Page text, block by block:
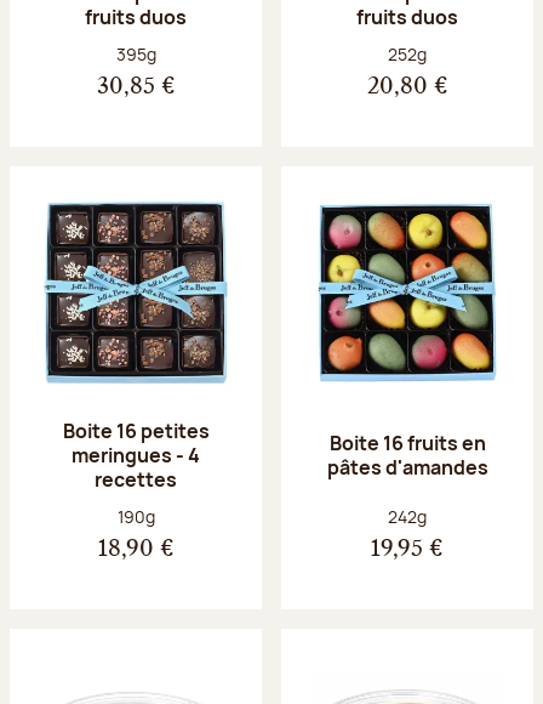
fruits duos
Poids net :
395g
30,85 €
fruits duos
Poids net :
252g
20,80 €
Boite 16 petites
meringues - 4
recettes
Poids net :
190g
18,90 €
Boite 16 fruits en
pâtes d'amandes
Poids net :
242g
19,95 €